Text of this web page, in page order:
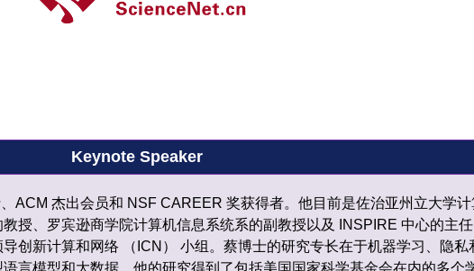
Keynote Speaker
、ACM 杰出会员和 NSF CAREER 奖获得者。他目前是佐治亚州立大学计
授、罗宾逊商学院计算机信息系统系的副教授以及 INSPIRE 中心的主
创新计算和网络 （ICN） 小组。蔡博士的研究专长在于机器学习、隐私
言模型和大数据。他的研究得到了包括美国国家科学基金会在内的多个